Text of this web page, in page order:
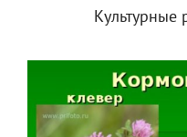
Культурные